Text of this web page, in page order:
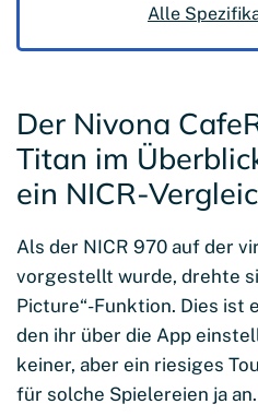
Alle
Der Nivona
Titan im
ein NICR-
Als der NICR 970 auf der
vorgestellt wurde, drehte
Picture“-Funktion. Dies ist
den ihr über die App
keiner, aber ein riesiges
für solche Spielereien ja an.